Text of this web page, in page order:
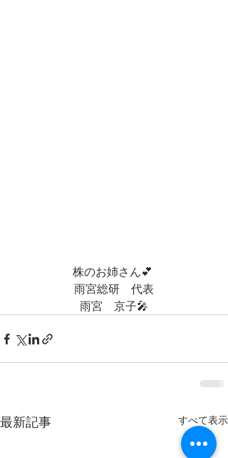
株のお姉さん💕
雨宮総研　代表
雨宮　京子🎤
最新記事 すべて表示